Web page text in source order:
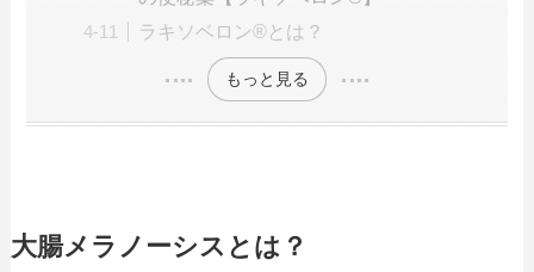
ラキソベロン®とは？
もっと見る
大腸メラノーシスとは？